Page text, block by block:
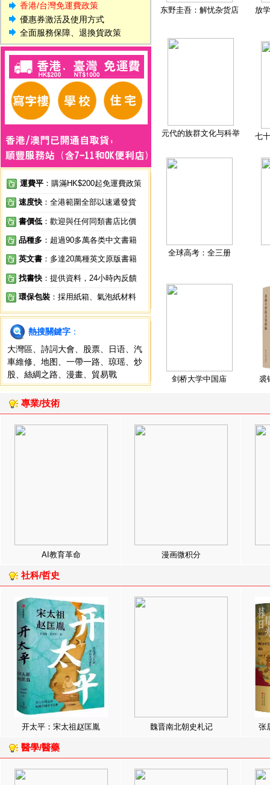
香港/台灣免運費政策
優惠券激活及使用方式
全面服務保障、退換貨政策
運費平 ：購滿HK$200起免運費政策
速度快 ：全港範圍全部以速遞發貨
書價低 ：歡迎與任何同類書店比價
品種多 ：超過90多萬各类中文書籍
英文書 ：多達20萬種英文原版書籍
找書快 ：提供資料，24小時內反饋
環保包裝 ：採用紙箱、氣泡紙材料
熱搜關鍵字 ：
大灣區
詩詞大會 股票 日语
汽
車維修
地图 一帶一路 琼瑶
炒
股
絲綢之路 漫畫 貿易戰
东野圭吾：解忧杂货店 放
元代的族群文化与科举 七
全球高考：全三册
剑桥大学中国庙 裘
專業/技術
AI教育革命 漫画微积分
社科/哲史
开太平：宋太祖赵匡胤 魏晋南北朝史札记 张
醫學/醫藥